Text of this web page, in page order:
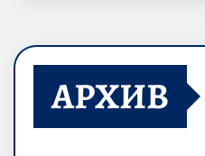
АРХИВ